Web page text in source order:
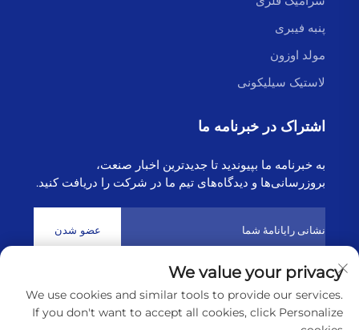
پنبه فیبری
مولد اوزون
لاستیک سیلیکونی
اشتراک در خبرنامه ما
به خبرنامه ما بپیوندید تا جدیدترین اخبار صنعت،
بروزرسانی‌ها و دیدگاه‌های تیم ما در شرکت را دریافت کنید.
عضو شدن
حق تکثیر © 2025 توسط شرکت فناوری هایبورن لیانیونگانگ
سیاست
حفظ حریم خصوصی
We value your privacy
We use cookies and similar tools to provide our services.
If you don't want to accept all cookies, click Personalize